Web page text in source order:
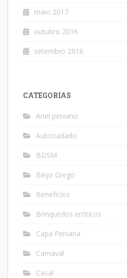
maio 2017
outubro 2016
setembro 2016
CATEGORIAS
Anel peniano
Autocuidado
BDSM
Beijo Grego
Benefícios
Brinquedos eróticos
Capa Peniana
Carnaval
Casal